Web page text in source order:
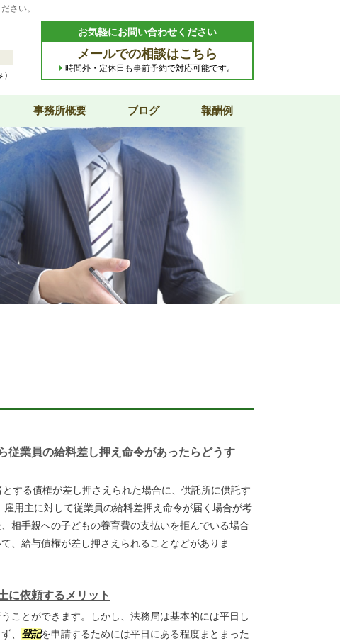
さい。
お気軽にお問い合わせください
メールでの相談はこちら
時間外・定休日も事前予約で対応可能です。
事務所概要 ブログ 報酬例
従業員の給料差し押え命令があったらどうす
する債権が差し押さえられた場合に、供託所に供託す
用主に対して従業員の給料差押え命令が届く場合が考
相手親への子どもの養育費の支払いを拒んでいる場合
、給与債権が差し押さえられることなどがありま
に依頼するメリット
ことができます。しかし、法務局は基本的には平日し
、 登記を申請するためには平日にある程度まとまった